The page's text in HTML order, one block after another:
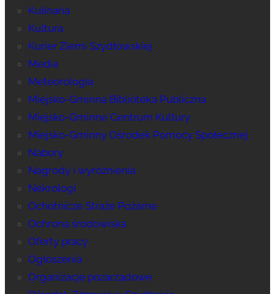
Kulinaria
Kultura
Kurier Ziemi Szydłowskiej
Media
Meteorologia
Miejsko-Gminna Biblioteka Publiczna
Miejsko-Gminne Centrum Kultury
Miejsko-Gminny Ośrodek Pomocy Społecznej
Nabory
Nagrody i wyróżnienia
Nekrologi
Ochotnicze Straże Pożarne
Ochrona środowiska
Oferty pracy
Ogłoszenia
Organizacje pozarządowe